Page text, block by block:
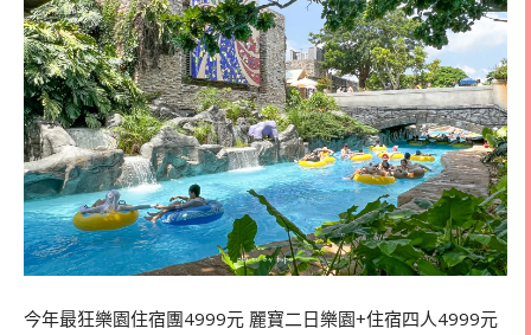
今年最狂樂園住宿團4999元 麗寶二日樂園+住宿四人4999元